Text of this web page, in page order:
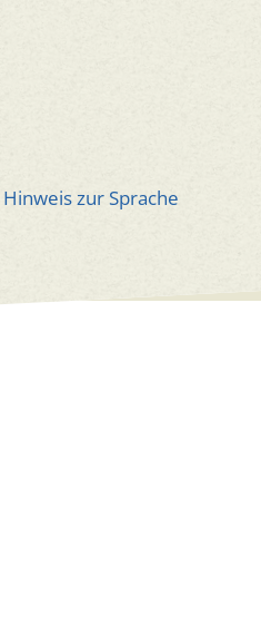
Hinweis zur Sprache